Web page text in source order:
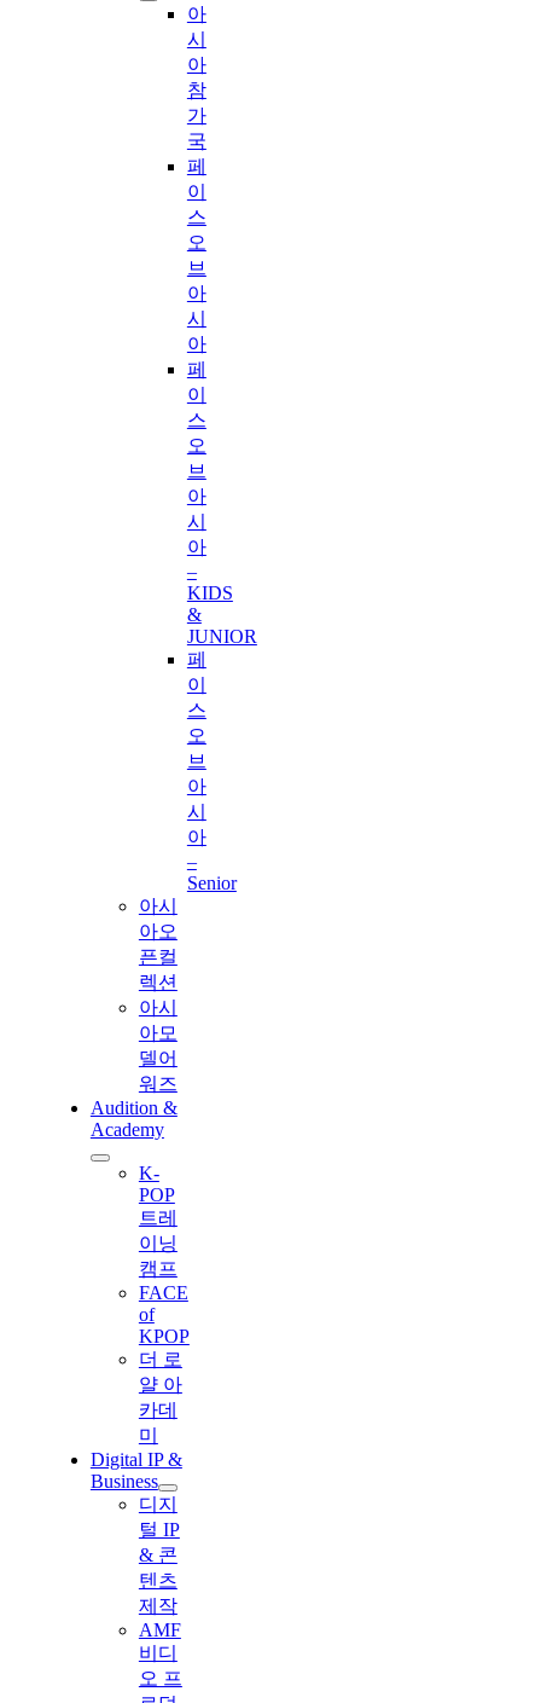
아
시
아
참
가
국
페
이
스
오
브
아
시
아
페
이
스
오
브
아
시
아
–
KIDS
&
JUNIOR
페
이
스
오
브
아
시
아
–
Senior
아시
아오
픈컬
렉션
아시
아모
델어
워즈
Audition &
Academy
K-
POP
트레
이닝
캠프
FACE
of
KPOP
더 로
얄 아
카데
미
Digital IP &
Business
디지
털 IP
& 콘
텐츠
제작
AMF
비디
오 프